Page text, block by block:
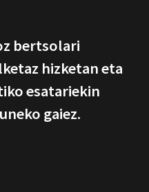
bertsolari
hizketan eta
esatariekin
gaiez.